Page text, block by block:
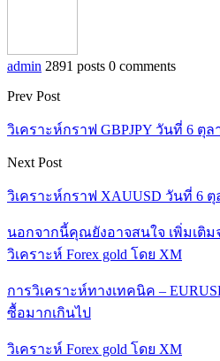
admin 2891 posts 0 comments
Prev Post
วิเคราะห์กราฟ GBPJPY วันที่ 6 ตุ
Next Post
วิเคราะห์กราฟ XAUUSD วันที่ 6 ตุ
นอกจากนี้คุณยังอาจสนใจ เพิ่มเติ
วิเคราะห์ Forex gold โดย XM
การวิเคราะห์ทางเทคนิค –
ซื้อมากเกินไป
วิเคราะห์ Forex gold โดย XM